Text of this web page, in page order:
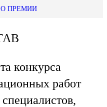
ПРЕМИИ
конкурса
работ